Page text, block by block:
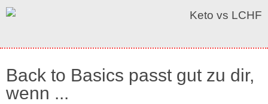
Back to Basics passt gut zu dir,
wenn ...